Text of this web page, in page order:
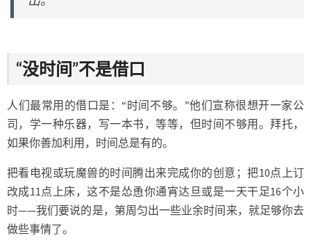
“没时间”不是借口
人们最常用的借口是：“时间不够。”他们宣称很想开一家公
司，学一种乐器，写一本书，等等，但时间不够用。拜托，
如果你善加利用，时间总是有的。
把看电视或玩魔兽的时间腾出来完成你的创意；把10点上订
改成11点上床，这不是怂恿你通宵达旦或是一天干足16个小
时——我们要说的是，第周匀出一些业余时间来，就足够你去
做些事情了。